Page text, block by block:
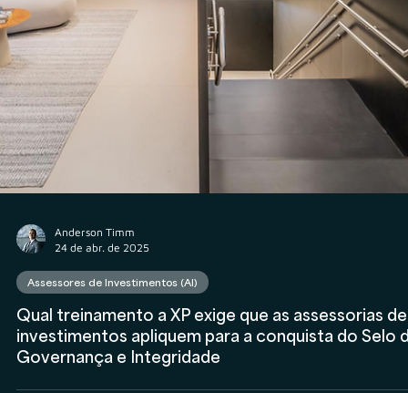
Anderson Timm
28 de abr. de 2025
Assessores de Investimentos (AI)
Assessoria plugada à XP? Saiba como conquistar
Selo de Governança e Integridade